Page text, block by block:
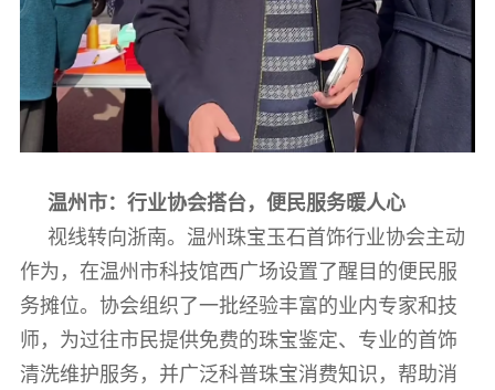
温州市：行业协会搭台，便民服务暖人心
视线转向浙南。温州珠宝玉石首饰行业协会主动
作为，在温州市科技馆西广场设置了醒目的便民服
务摊位。协会组织了一批经验丰富的业内专家和技
师，为过往市民提供免费的珠宝鉴定、专业的首饰
清洗维护服务，并广泛科普珠宝消费知识，帮助消